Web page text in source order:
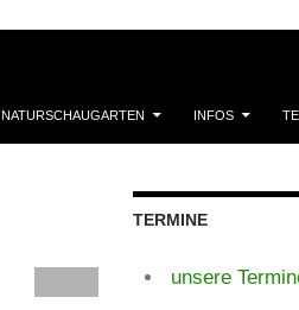
NATURSCHAUGARTEN INFOS
TERMINE
unsere